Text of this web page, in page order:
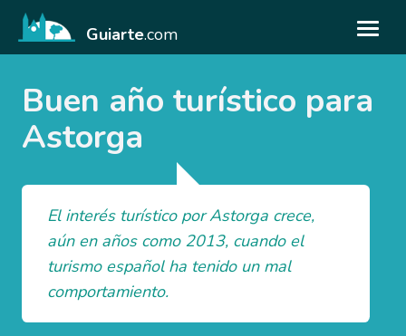
Guiarte.com
Buen año turístico para
Astorga
El interés turístico por Astorga crece,
aún en años como 2013, cuando el
turismo español ha tenido un mal
comportamiento.